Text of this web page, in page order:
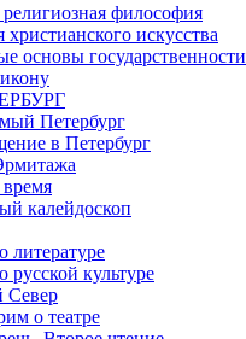
религиозная философия
христианского искусства
основы государственности
Петербург
в Петербург
калейдоскоп
литературе
русской культуре
Север
о театре